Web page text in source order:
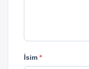
İsim *